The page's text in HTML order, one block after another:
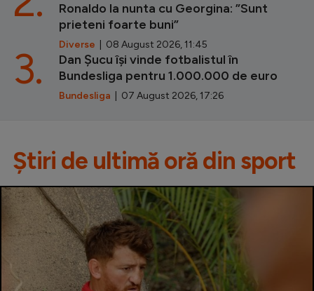
Ronaldo la nunta cu Georgina: ”Sunt
prieteni foarte buni”
Diverse | 08 August 2026, 11:45
Dan Șucu își vinde fotbalistul în
Bundesliga pentru 1.000.000 de euro
Bundesliga | 07 August 2026, 17:26
3.
Știri de ultimă oră din sport